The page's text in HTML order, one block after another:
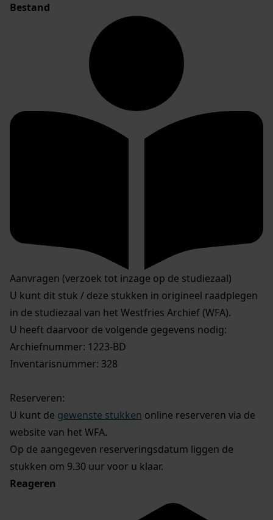
Bestand
Aanvragen (verzoek tot inzage op de studiezaal)
U kunt dit stuk / deze stukken in origineel raadplegen
in de studiezaal van het Westfries Archief (WFA).
U heeft daarvoor de volgende gegevens nodig:
Archiefnummer: 1223-BD
Inventarisnummer: 328
Reserveren:
U kunt de gewenste stukken online reserveren via de
website van het WFA.
Op de aangegeven reserveringsdatum liggen de
stukken om 9.30 uur voor u klaar.
Reageren